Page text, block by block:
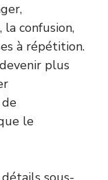
la confusion,
à répétition.
plus
le